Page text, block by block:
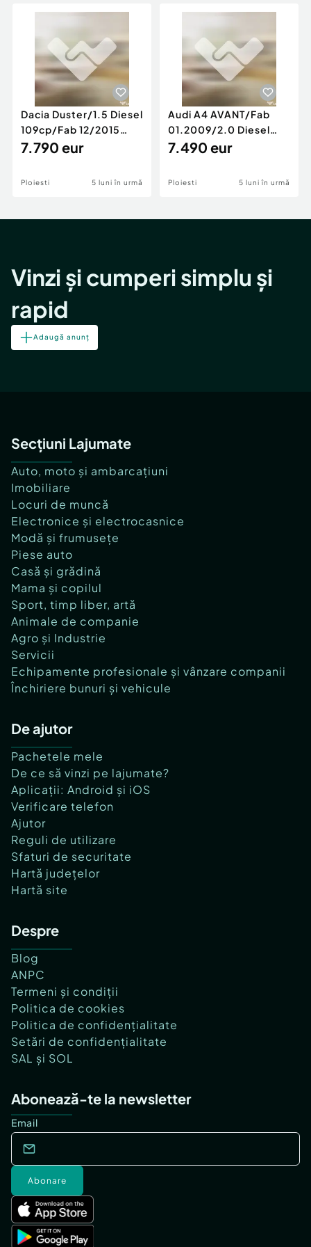
Animale de companie
Afaceri și echipamente profesionale
Inchiriere Bunuri si Vehicule
Utilaje agricole si industriale
Piese auto si accesorii
Dacia Duster
Dacia Duster/1.5 Diesel
109cp/Fab 12/2015
/Euro 5/GARANTIE 12
7.790 eur
Ploiesti 5 luni în urmă
Audi A4 AVANT/Fab
01.2009/2.0 Diesel
140cp/Posibilitate
7.490 eur
Ploiesti 5 luni în urmă
Vinzi și cumperi simplu și
rapid
Adaugă anunț
Secțiuni Lajumate
Auto, moto și ambarcațiuni
Imobiliare
Locuri de muncă
Electronice și electrocasnice
Modă și frumusețe
Piese auto
Casă și grădină
Mama și copilul
Sport, timp liber, artă
Animale de companie
Agro și Industrie
Servicii
Echipamente profesionale și vânzare companii
Închiriere bunuri și vehicule
De ajutor
Pachetele mele
De ce să vinzi pe lajumate?
Aplicații: Android și iOS
Verificare telefon
Ajutor
Reguli de utilizare
Sfaturi de securitate
Hartă județelor
Hartă site
Despre
Blog
ANPC
Termeni și condiții
Politica de cookies
Politica de confidențialitate
Setări de confidențialitate
SAL și SOL
Abonează-te la newsletter
Email
Abonare